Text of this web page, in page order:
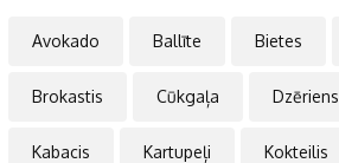
Avokado Ballīte Bietes
Brokastis Cūkgaļa Dzēriens
Kabacis Kartupeļi Kokteilis